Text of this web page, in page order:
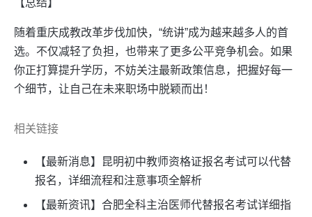
【总结】
随着重庆成教改革步伐加快，“统讲”成为越来越多人的首
选。不仅减轻了负担，也带来了更多公平竞争机会。如果
你正打算提升学历，不妨关注最新政策信息，把握好每一
个细节，让自己在未来职场中脱颖而出！
相关链接
【最新消息】昆明初中教师资格证报名考试可以代替
报名，详细流程和注意事项全解析
【最新资讯】合肥全科主治医师代替报名考试详细指